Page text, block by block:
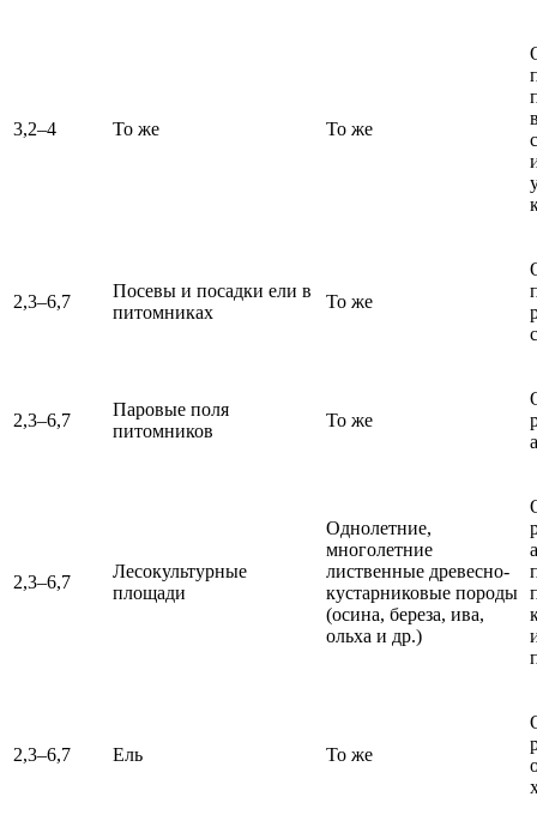
3,2–4 То же То же
2,3–6,7
Посевы и посадки ели в
питомниках
То же
2,3–6,7
Паровые поля
питомников
То же
2,3–6,7
Лесокультурные
площади
Однолетние,
многолетние
лиственные древесно-
кустарниковые породы
(осина, береза, ива,
ольха и др.)
2,3–6,7 Ель То же